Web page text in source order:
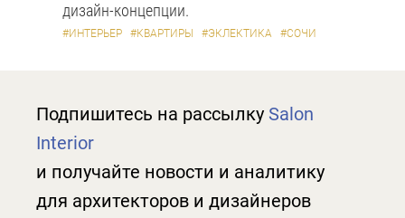
дизайн-концепции.
#ИНТЕРЬЕР #КВАРТИРЫ #ЭКЛЕКТИКА #СОЧИ
Подпишитесь на рассылку Salon
Interior
и получайте новости и аналитику
для архитекторов и дизайнеров